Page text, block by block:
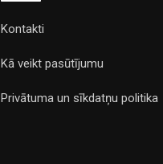
Kontakti
Kā veikt pasūtījumu
Privātuma un sīkdatņu politika